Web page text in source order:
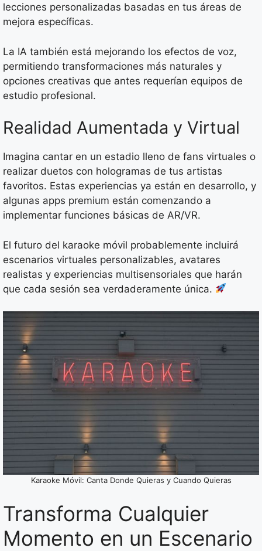
lecciones personalizadas basadas en tus áreas de
mejora específicas.
La IA también está mejorando los efectos de voz,
permitiendo transformaciones más naturales y
opciones creativas que antes requerían equipos de
estudio profesional.
Realidad Aumentada y Virtual
Imagina cantar en un estadio lleno de fans virtuales o
realizar duetos con hologramas de tus artistas
favoritos. Estas experiencias ya están en desarrollo, y
algunas apps premium están comenzando a
implementar funciones básicas de AR/VR.
El futuro del karaoke móvil probablemente incluirá
escenarios virtuales personalizables, avatares
realistas y experiencias multisensoriales que harán
que cada sesión sea verdaderamente única.
Karaoke Móvil: Canta Donde Quieras y Cuando Quieras
Transforma Cualquier
Momento en un Escenario